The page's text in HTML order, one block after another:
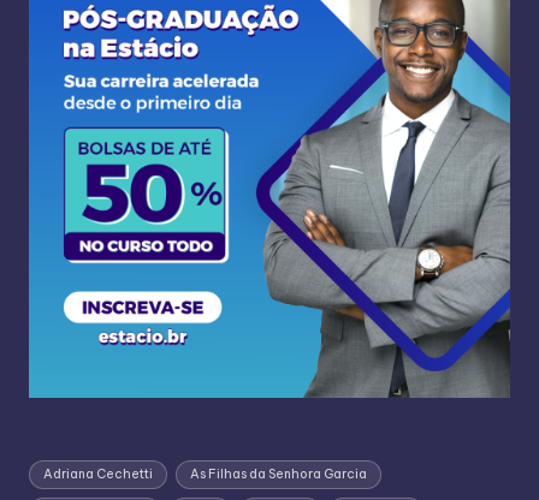
Adriana Cechetti As Filhas da Senhora Garcia